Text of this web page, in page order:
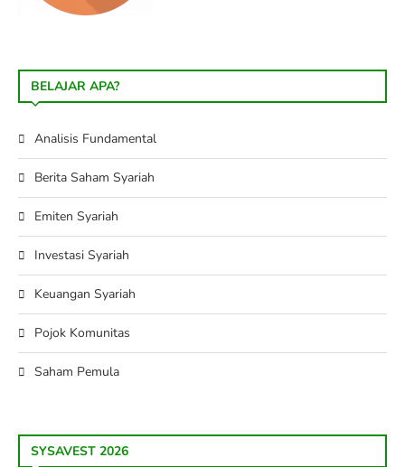
BELAJAR APA?
Analisis Fundamental
Berita Saham Syariah
Emiten Syariah
Investasi Syariah
Keuangan Syariah
Pojok Komunitas
Saham Pemula
SYSAVEST 2026